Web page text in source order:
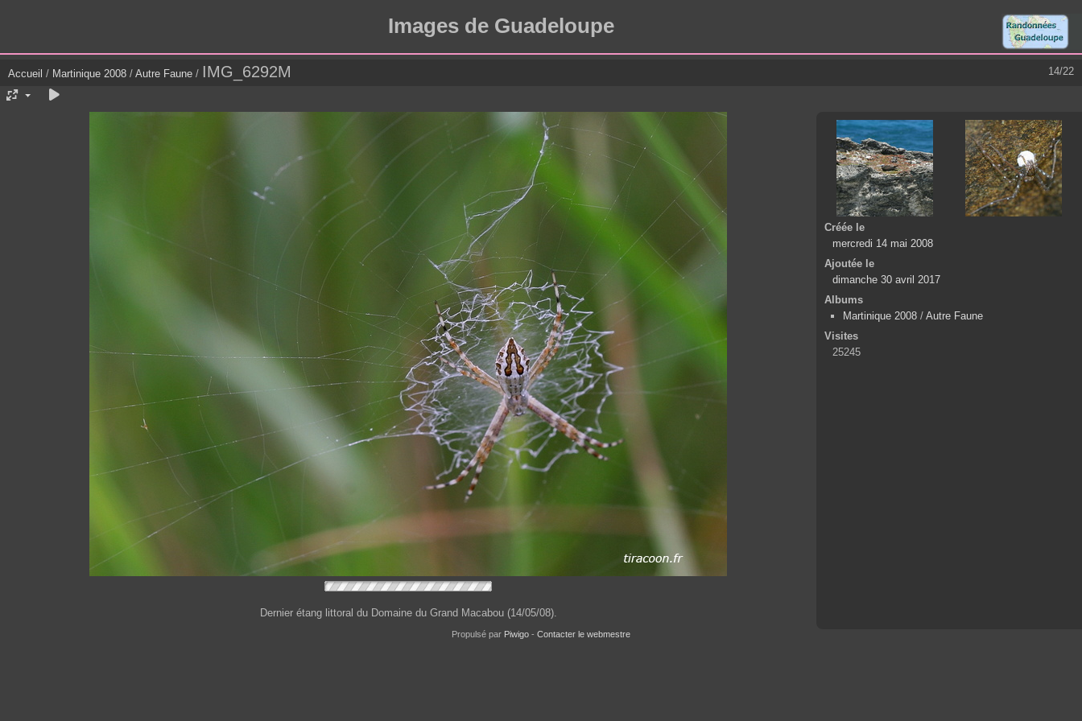
Images de Guadeloupe
14/22
Accueil / Martinique 2008 / Autre Faune / IMG_6292M
Dernier étang littoral du Domaine du Grand Macabou (14/05/08).
Créée le
mercredi 14 mai 2008
Ajoutée le
dimanche 30 avril 2017
Albums
Martinique 2008 / Autre Faune
Visites
25245
Propulsé par Piwigo - Contacter le webmestre